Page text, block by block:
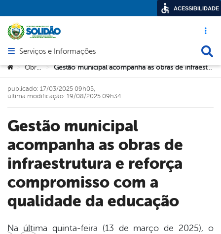
Acesso
Abrir menu principal de navegação
Serviços e Informações
Você está aqui:
> Obras > Gestão municipal acompanha as obras de infraestrutura e reforça compromisso com a qualidade da educação
Gestão municipal
acompanha as obras de
infraestrutura e reforça
compromisso com a
qualidade da educação
publicado: 17/03/2025 09h05,
última modificação: 19/08/2025 09h34
Na última quinta-feira (13 de março de 2025), o
ACESSIBILIDADE